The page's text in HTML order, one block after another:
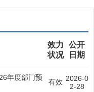
效力
状况
公开
日期
年度部门预
有效 2026-0
2-28